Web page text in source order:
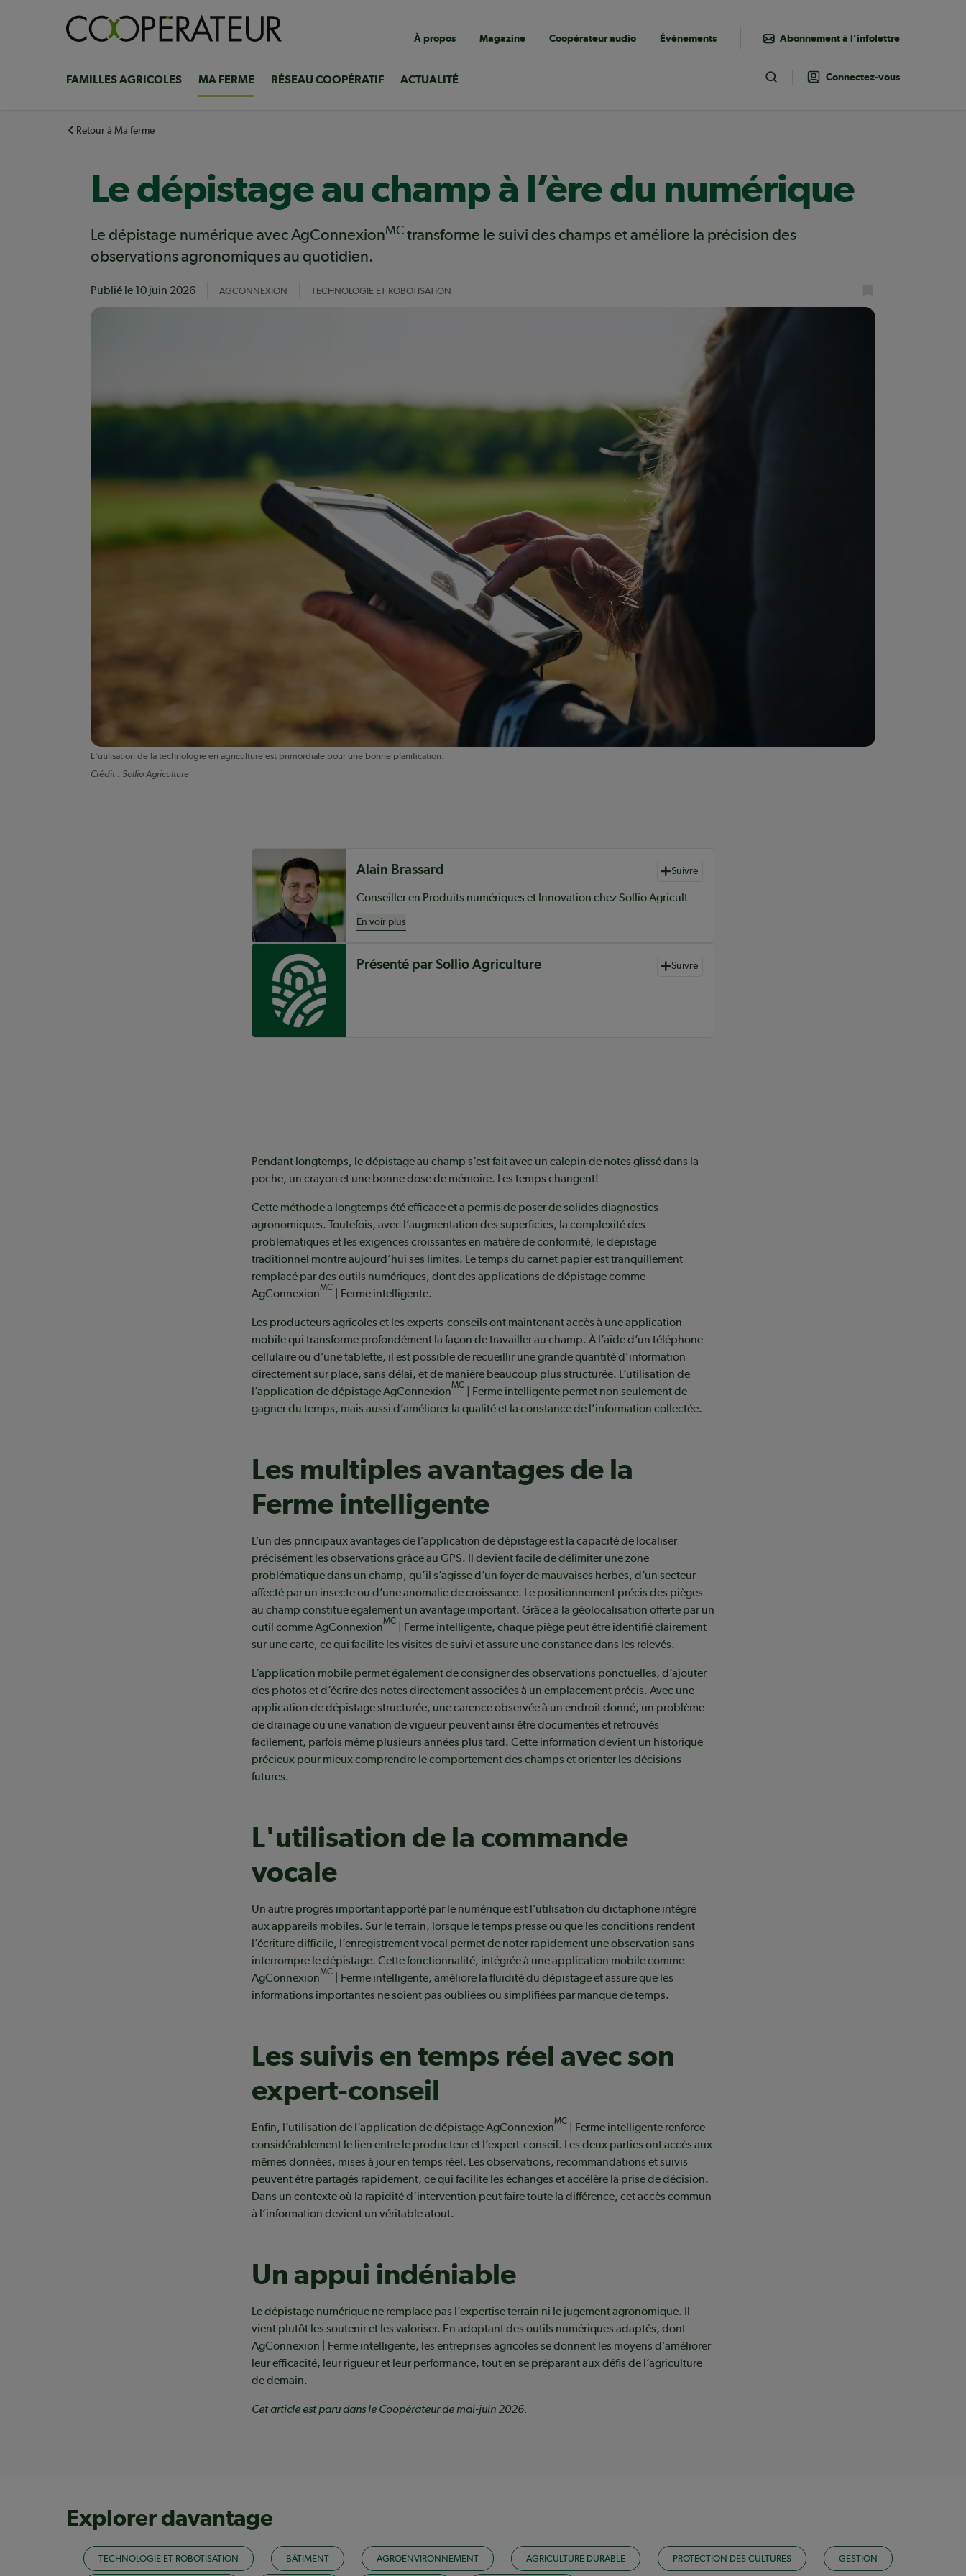
Navigation
utilitaire
À propos Magazine Coopérateur audio Évènements Abonnement à l’infolettre
Navigation
principale
FAMILLES AGRICOLES MA FERME RÉSEAU COOPÉRATIF ACTUALITÉ Toggle Search
Connectez-vous
Retour à Ma ferme
Le dépistage au champ à l’ère du numérique
Le dépistage numérique avec AgConnexionMC transforme le suivi des champs et améliore la précision des
observations agronomiques au quotidien.
Publié le 10 juin 2026 AGCONNEXION TECHNOLOGIE ET ROBOTISATION
L'utilisation de la technologie en agriculture est primordiale pour une bonne planification.
Crédit : Sollio Agriculture
Auteurs de contenu Alain Brassard Suivre
Conseiller en Produits numériques et Innovation chez Sollio Agriculture
En voir plus
Présenté par Sollio Agriculture Suivre
Pendant longtemps, le dépistage au champ s’est fait avec un calepin de notes glissé dans la
poche, un crayon et une bonne dose de mémoire. Les temps changent!
Cette méthode a longtemps été efficace et a permis de poser de solides diagnostics
agronomiques. Toutefois, avec l’augmentation des superficies, la complexité des
problématiques et les exigences croissantes en matière de conformité, le dépistage
traditionnel montre aujourd’hui ses limites. Le temps du carnet papier est tranquillement
remplacé par des outils numériques, dont des applications de dépistage comme
AgConnexionMC | Ferme intelligente.
Les producteurs agricoles et les experts-conseils ont maintenant accès à une application
mobile qui transforme profondément la façon de travailler au champ. À l’aide d’un téléphone
cellulaire ou d’une tablette, il est possible de recueillir une grande quantité d’information
directement sur place, sans délai, et de manière beaucoup plus structurée. L’utilisation de
l’application de dépistage AgConnexionMC
| Ferme intelligente permet non seulement de
gagner du temps, mais aussi d’améliorer la qualité et la constance de l’information collectée.
Les multiples avantages de la
Ferme intelligente
L’un des principaux avantages de l’application de dépistage est la capacité de localiser
précisément les observations grâce au GPS. Il devient facile de délimiter une zone
problématique dans un champ, qu’il s’agisse d’un foyer de mauvaises herbes, d’un secteur
affecté par un insecte ou d’une anomalie de croissance. Le positionnement précis des pièges
au champ constitue également un avantage important. Grâce à la géolocalisation offerte par un
outil comme AgConnexionMC
| Ferme intelligente, chaque piège peut être identifié clairement
sur une carte, ce qui facilite les visites de suivi et assure une constance dans les relevés.
L’application mobile permet également de consigner des observations ponctuelles, d’ajouter
des photos et d’écrire des notes directement associées à un emplacement précis. Avec une
application de dépistage structurée, une carence observée à un endroit donné, un problème
de drainage ou une variation de vigueur peuvent ainsi être documentés et retrouvés
facilement, parfois même plusieurs années plus tard. Cette information devient un historique
précieux pour mieux comprendre le comportement des champs et orienter les décisions
futures.
L'utilisation de la commande
vocale
Un autre progrès important apporté par le numérique est l’utilisation du dictaphone intégré
aux appareils mobiles. Sur le terrain, lorsque le temps presse ou que les conditions rendent
l’écriture difficile, l’enregistrement vocal permet de noter rapidement une observation sans
interrompre le dépistage. Cette fonctionnalité, intégrée à une application mobile comme
AgConnexionMC
| Ferme intelligente, améliore la fluidité du dépistage et assure que les
informations importantes ne soient pas oubliées ou simplifiées par manque de temps.
Les suivis en temps réel avec son
expert-conseil
Enfin, l’utilisation de l’application de dépistage AgConnexionMC
| Ferme intelligente renforce
considérablement le lien entre le producteur et l’expert-conseil. Les deux parties ont accès aux
mêmes données, mises à jour en temps réel. Les observations, recommandations et suivis
peuvent être partagés rapidement, ce qui facilite les échanges et accélère la prise de décision.
Dans un contexte où la rapidité d’intervention peut faire toute la différence, cet accès commun
à l’information devient un véritable atout.
Un appui indéniable
Le dépistage numérique ne remplace pas l’expertise terrain ni le jugement agronomique. Il
vient plutôt les soutenir et les valoriser. En adoptant des outils numériques adaptés, dont
AgConnexion | Ferme intelligente, les entreprises agricoles se donnent les moyens d’améliorer
leur efficacité, leur rigueur et leur performance, tout en se préparant aux défis de l’agriculture
de demain.
Cet article est paru dans le Coopérateur de mai-juin 2026.
Explorer davantage
TECHNOLOGIE ET ROBOTISATION BÂTIMENT AGROENVIRONNEMENT AGRICULTURE DURABLE PROTECTION DES CULTURES GESTION